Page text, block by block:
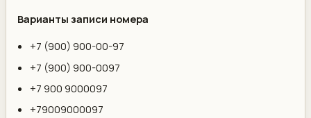
Варианты записи номера
+7 (900) 900-00-97
+7 (900) 900-0097
+7 900 9000097
+79009000097